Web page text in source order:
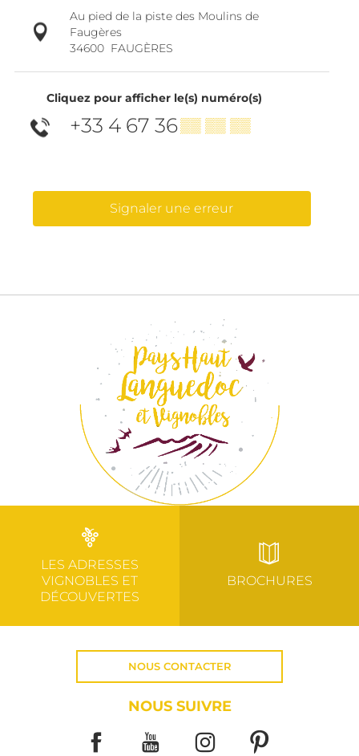
Au pied de la piste des Moulins de
Faugères
34600 FAUGÈRES
Cliquez pour afficher le(s) numéro(s)
+33 4 67 36▒▒ ▒▒ ▒▒
Signaler une erreur
LES ADRESSES
VIGNOBLES ET
DÉCOUVERTES
BROCHURES
NOUS CONTACTER
NOUS SUIVRE